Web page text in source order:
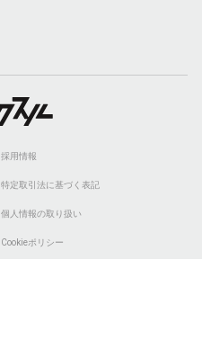
採用情報
特定取引法に基づく表記
個人情報の取り扱い
Cookieポリシー